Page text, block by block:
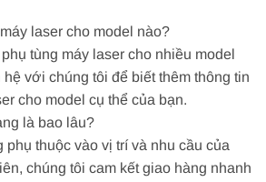
laser cho model nào?
tùng máy laser cho nhiều model
với chúng tôi để biết thêm thông tin
cho model cụ thể của bạn.
là bao lâu?
thuộc vào vị trí và nhu cầu của
chúng tôi cam kết giao hàng nhanh